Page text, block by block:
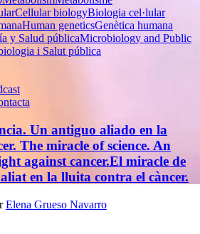
Cellular biologyBiologia cel·lular
Human geneticsGenètica humana
y Salud públicaMicrobiology and Public
i Salut pública
Un antiguo aliado en la
The miracle of science. An
against cancer.El miracle de
en la lluita contra el càncer.
Elena Grueso Navarro